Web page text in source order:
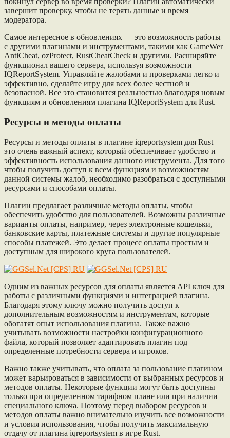
завершит проверку, чтобы не терять данные и время
модератора.
Самое интересное в обновлениях — это возможность работы
с другими плагинами и инструментами, такими как GameWer
AntiCheat, ozProtect, RustCheatCheck и другими. Расширяйте
функционал вашего сервера, используя возможности
IQReportSystem. Управляйте жалобами и проверками легко и
эффективно, сделайте игру для всех более честной и
безопасной. Все это становится реальностью благодаря новым
функциям и обновлениям плагина IQReportSystem для Rust.
Ресурсы и методы оплаты
Ресурсы и методы оплаты в плагине iqreportsystem для Rust —
это очень важный аспект, который обеспечивает удобство и
эффективность использования данного инструмента. Для того
чтобы получить доступ к всем функциям и возможностям
данной системы жалоб, необходимо разобраться с доступными
ресурсами и способами оплаты.
Плагин предлагает различные методы оплаты, чтобы
обеспечить удобство для пользователей. Возможны различные
варианты оплаты, например, через электронные кошельки,
банковские карты, платежные системы и другие популярные
способы платежей. Это делает процесс оплаты простым и
доступным для широкого круга пользователей.
Одним из важных ресурсов для оплаты является API ключ для
работы с различными функциями и интеграцией плагина.
Благодаря этому ключу можно получить доступ к
дополнительным возможностям и инструментам, которые
обогатят опыт использования плагина. Также важно
учитывать возможности настройки конфигурационного
файла, который позволяет адаптировать плагин под
определенные потребности сервера и игроков.
Важно также учитывать, что оплата за пользование плагином
может варьироваться в зависимости от выбранных ресурсов и
методов оплаты. Некоторые функции могут быть доступны
только при определенном тарифном плане или при наличии
специального ключа. Поэтому перед выбором ресурсов и
методов оплаты важно внимательно изучить все возможности
и условия использования, чтобы получить максимальную
отдачу от плагина iqreportsystem в игре Rust.